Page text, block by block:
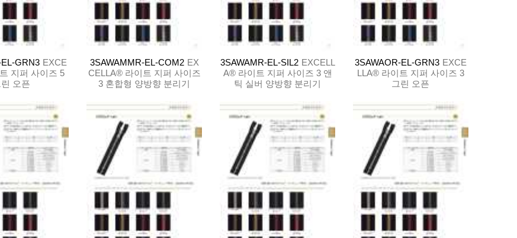
GRN3 EXCE
지퍼 사이즈 5
린 오픈
3SAWAMMR-EL-COM2 EX
CELLA® 라이트 지퍼 사이즈
3 혼합형 양방향 분리기
3SAWAMR-EL-SIL2 EXCELL
A® 라이트 지퍼 사이즈 3 앤
틱 실버 양방향 분리기
3SAWAOR-EL-GRN3 EXCE
LLA® 라이트 지퍼 사이즈 3
그린 오픈